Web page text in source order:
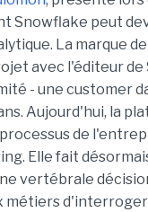
Snowflake peut
La marque
avec l'éditeur de
- une customer
Aujourd'hui, la
de
Elle fait
vertébrale
métiers